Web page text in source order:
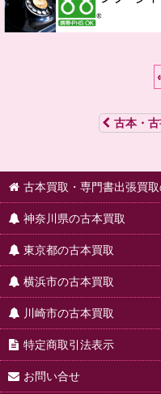
古本・
古本買取・専門書出張買
神奈川県の古本買取
東京都の古本買取
横浜市の古本買取
川崎市の古本買取
特定商取引法表示
お問い合せ